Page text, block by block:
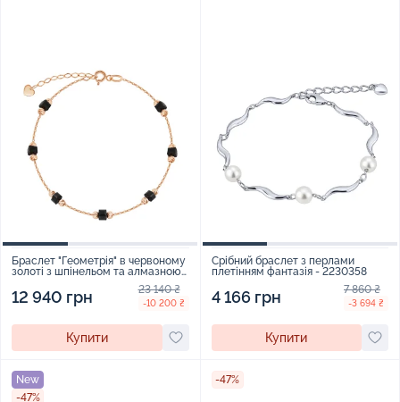
Браслет "Геометрія" в червоному
золоті з шпінельом та алмазною
гранню плетіння якір - 2251183
12 940 грн 23 140 ₴
-10 200 ₴
Купити
Срібний браслет з перлами
плетінням фантазія - 2230358
4 166 грн 7 860 ₴
-3 694 ₴
Купити
New
-47%
-47%